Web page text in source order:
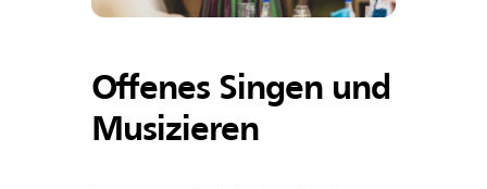
Offenes Singen und
Musizieren